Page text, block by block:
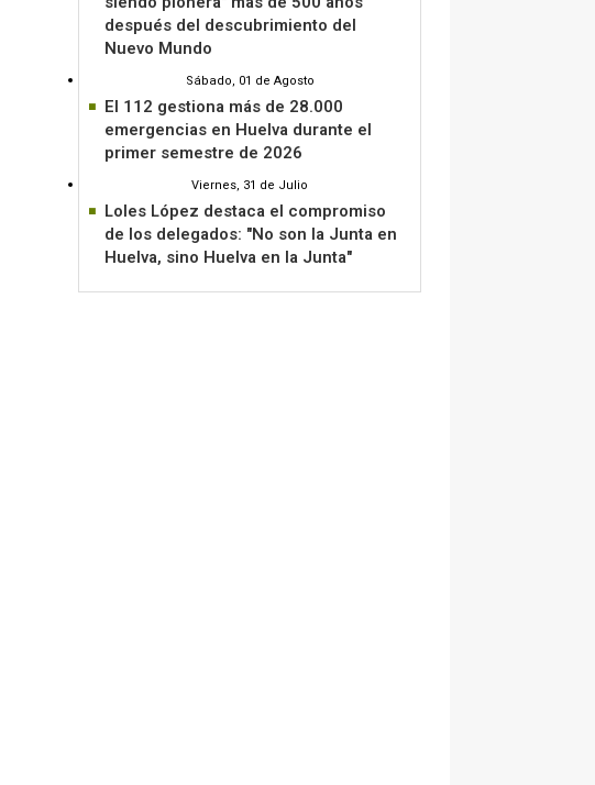
después del descubrimiento del
Nuevo Mundo
Sábado, 01 de Agosto
El 112 gestiona más de 28.000
emergencias en Huelva durante el
primer semestre de 2026
Viernes, 31 de Julio
Loles López destaca el compromiso
de los delegados: "No son la Junta en
Huelva, sino Huelva en la Junta"